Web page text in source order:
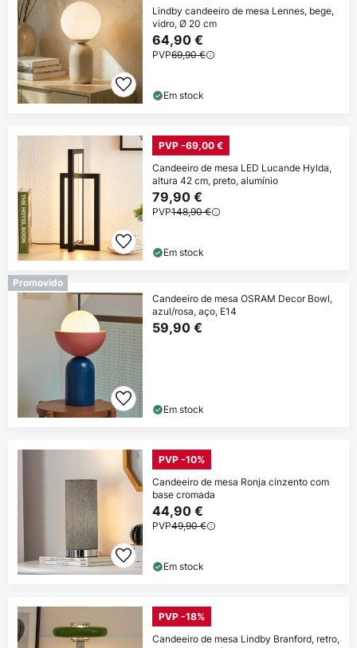
Lindby candeeiro de mesa Lennes, bege,
vidro, Ø 20 cm
64,90 €
PVP69,90 €
Em stock
PVP -69,00 €
Candeeiro de mesa LED Lucande Hylda,
altura 42 cm, preto, alumínio
79,90 €
PVP148,90 €
Em stock
Promovido
Candeeiro de mesa OSRAM Decor Bowl,
azul/rosa, aço, E14
59,90 €
Em stock
PVP -10%
Candeeiro de mesa Ronja cinzento com
base cromada
44,90 €
PVP49,90 €
Em stock
PVP -18%
Candeeiro de mesa Lindby Branford, retro,